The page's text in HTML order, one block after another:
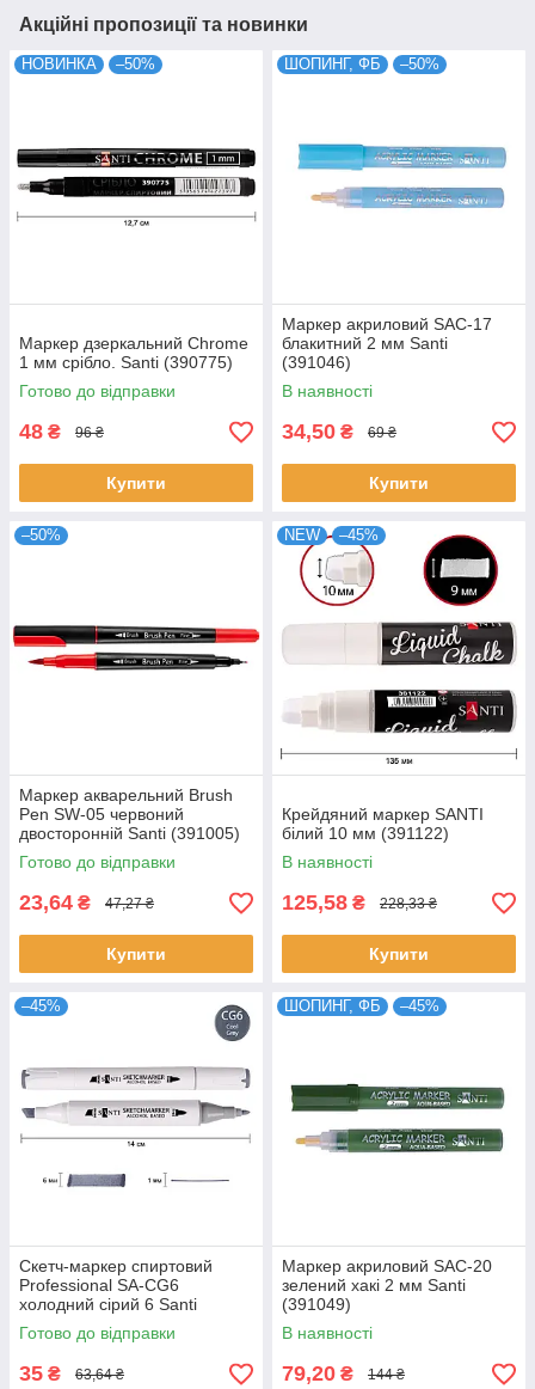
Акційні пропозиції та новинки
НОВИНКА –50%
Маркер дзеркальний Chrome
1 мм срібло. Santi (390775)
Готово до відправки
48 ₴ 96 ₴
Купити
ШОПИНГ, ФБ –50%
Маркер акриловий SAC-17
блакитний 2 мм Santi
(391046)
В наявності
34,50 ₴ 69 ₴
Купити
–50%
Маркер акварельний Brush
Pen SW-05 червоний
двосторонній Santi (391005)
Готово до відправки
23,64 ₴ 47,27 ₴
Купити
NEW –45%
Крейдяний маркер SANTI
білий 10 мм (391122)
В наявності
125,58 ₴ 228,33 ₴
Купити
–45%
Скетч-маркер спиртовий
Professional SA-CG6
холодний сірий 6 Santi
(390832)
Готово до відправки
35 ₴ 63,64 ₴
ШОПИНГ, ФБ –45%
Маркер акриловий SAC-20
зелений хакі 2 мм Santi
(391049)
В наявності
79,20 ₴ 144 ₴